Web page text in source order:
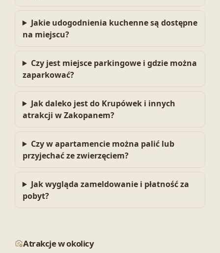
Jakie udogodnienia kuchenne są dostępne
na miejscu?
Czy jest miejsce parkingowe i gdzie można
zaparkować?
Jak daleko jest do Krupówek i innych
atrakcji w Zakopanem?
Czy w apartamencie można palić lub
przyjechać ze zwierzęciem?
Jak wygląda zameldowanie i płatność za
pobyt?
Atrakcje w okolicy